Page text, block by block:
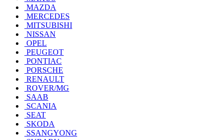
MAZDA
MERCEDES
MITSUBISHI
NISSAN
OPEL
PEUGEOT
PONTIAC
PORSCHE
RENAULT
ROVER/MG
SAAB
SCANIA
SEAT
SKODA
SSANGYONG